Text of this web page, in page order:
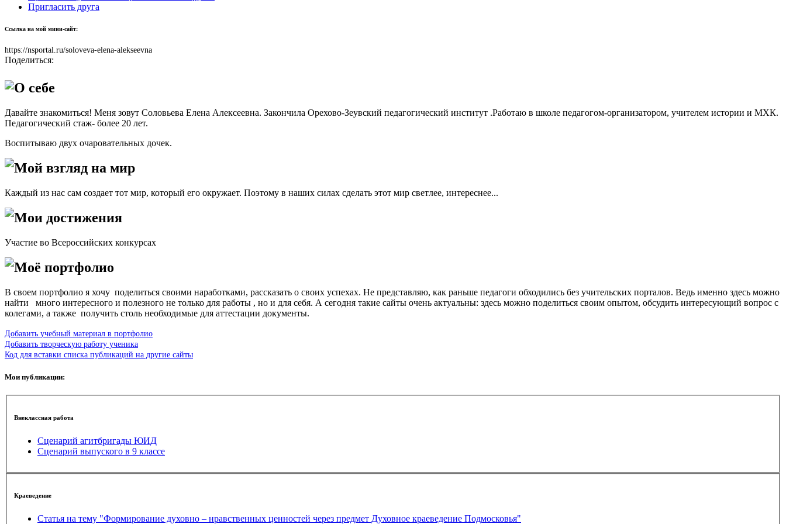
Пригласить друга
Ссылка на мой мини-сайт:
https://nsportal.ru/soloveva-elena-alekseevna
Поделиться:
О себе
Давайте знакомиться! Меня зовут Соловьева Елена Алексеевна. Закончила Орехово-Зеувский педагогический институт .Работаю в школе педагогом-организатором, учителем истории и МХК.
Педагогический стаж- более 20 лет.
Воспитываю двух очаровательных дочек.
Мой взгляд на мир
Каждый из нас сам создает тот мир, который его окружает. Поэтому в наших силах сделать этот мир светлее, интереснее...
Мои достижения
Участие во Всероссийских конкурсах
Моё портфолио
В своем портфолио я хочу поделиться своими наработками, рассказать о своих успехах. Не представляю, как раньше педагоги обходились без учительских порталов. Ведь именно здесь можно
найти много интересного и полезного не только для работы , но и для себя. А сегодня такие сайты очень актуальны: здесь можно поделиться своим опытом, обсудить интересующий вопрос с
колегами, а также получить столь необходимые для аттестации документы.
Добавить учебный материал в портфолио
Добавить творческую работу ученика
Код для вставки списка публикаций на другие сайты
Мои публикации:
Внеклассная работа
Сценарий агитбригады ЮИД
Сценарий выпуского в 9 классе
Краеведение
Статья на тему "Формирование духовно – нравственных ценностей через предмет Духовное краеведение Подмосковья"